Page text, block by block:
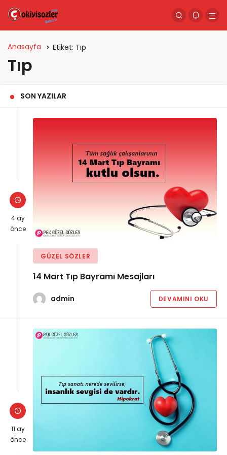
Anasayfa Etiket: Tıp
Tıp
SON YAZILAR
4 ay
önce
GÜZEL SÖZLER
14 Mart Tıp Bayramı Mesajları
admin DEVAMINI OKU
11 ay
önce